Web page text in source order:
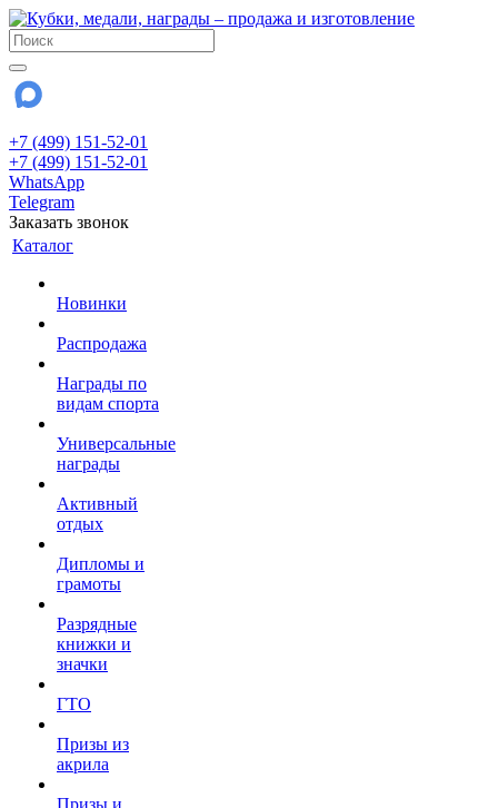
+7 (499) 151-52-01
+7 (499) 151-52-01
WhatsApp
Telegram
Заказать звонок
Каталог
Новинки
Распродажа
Награды по
видам спорта
Универсальные
награды
Активный
отдых
Дипломы и
грамоты
Разрядные
книжки и
значки
ГТО
Призы из
акрила
Призы и